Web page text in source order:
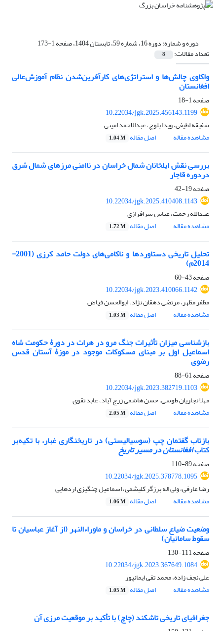
دوره و شماره:دوره 16، شماره 59، تابستان 1404، صفحه 1-173
تعداد مقالات: 8
واکاوی چالش‌ها و استراتژی‌های کارآفرین‌شدن نظام آموزش‌عالی
افغانستان
صفحه1-18
10.22034/jgk.2025.456143.1199
شفیقه لطیفی، ویدا بلوج، عبدالاحمد امینی
مشاهده مقاله
اصل مقاله 1.04 M
بررسی نقش ایلخانان شمال خراسان در ناامنی مرزهای شمال شرق
دردوره قاجار
صفحه19-42
10.22034/jgk.2025.410408.1143
عبدالله رحمت، عباس سرافرازی
مشاهده مقاله
اصل مقاله 1.72 M
تحلیل تاریخی دستاوردها و ناکامی‌های دولت حامد کرزی (2001-
2014م)
صفحه43-60
10.22034/jgk.2023.410066.1142
مظفر مظهر، مرتضی دهقان نژاد، ابوالحسن فیاض
مشاهده مقاله
اصل مقاله 1.03 M
بازشناسی میزان تأثیرات جنگ مرو در هرات در دورۀ حکومت شاه
اسماعیل اول بر مبنای مسکوکات موجود در موزۀ آستان قدس
رضوی
صفحه61-88
10.22034/jgk.2023.382719.1103
مهلا نجاریان طوسی، حسن هاشمی زرج آباد، عابد تقوی
مشاهده مقاله
اصل مقاله 2.05 M
بازتاب گفتمان چپ (سوسیالیستی) در تاریخ­نگاری غبار، با تکیه‌بر
کتابافغانستان در مسیر تاریخ
صفحه89-110
10.22034/jgk.2025.378778.1095
رضا عارفی، ولی اله برزگر کلیشمی، اسماعیل چنگیزی اردهایی
مشاهده مقاله
اصل مقاله 1.06 M
وضعیت ضیاع سلطانی در خراسان و ماوراءالنهر (از آغاز عباسیان تا
سقوط سامانیان)
صفحه111-130
10.22034/jgk.2023.367649.1084
علی نجف زاده، محمد تقی ایمانپور
مشاهده مقاله
اصل مقاله 1.05 M
جغرافیای تاریخی تاشکند (چاچ) با تأکید بر موقعیت مرزی آن